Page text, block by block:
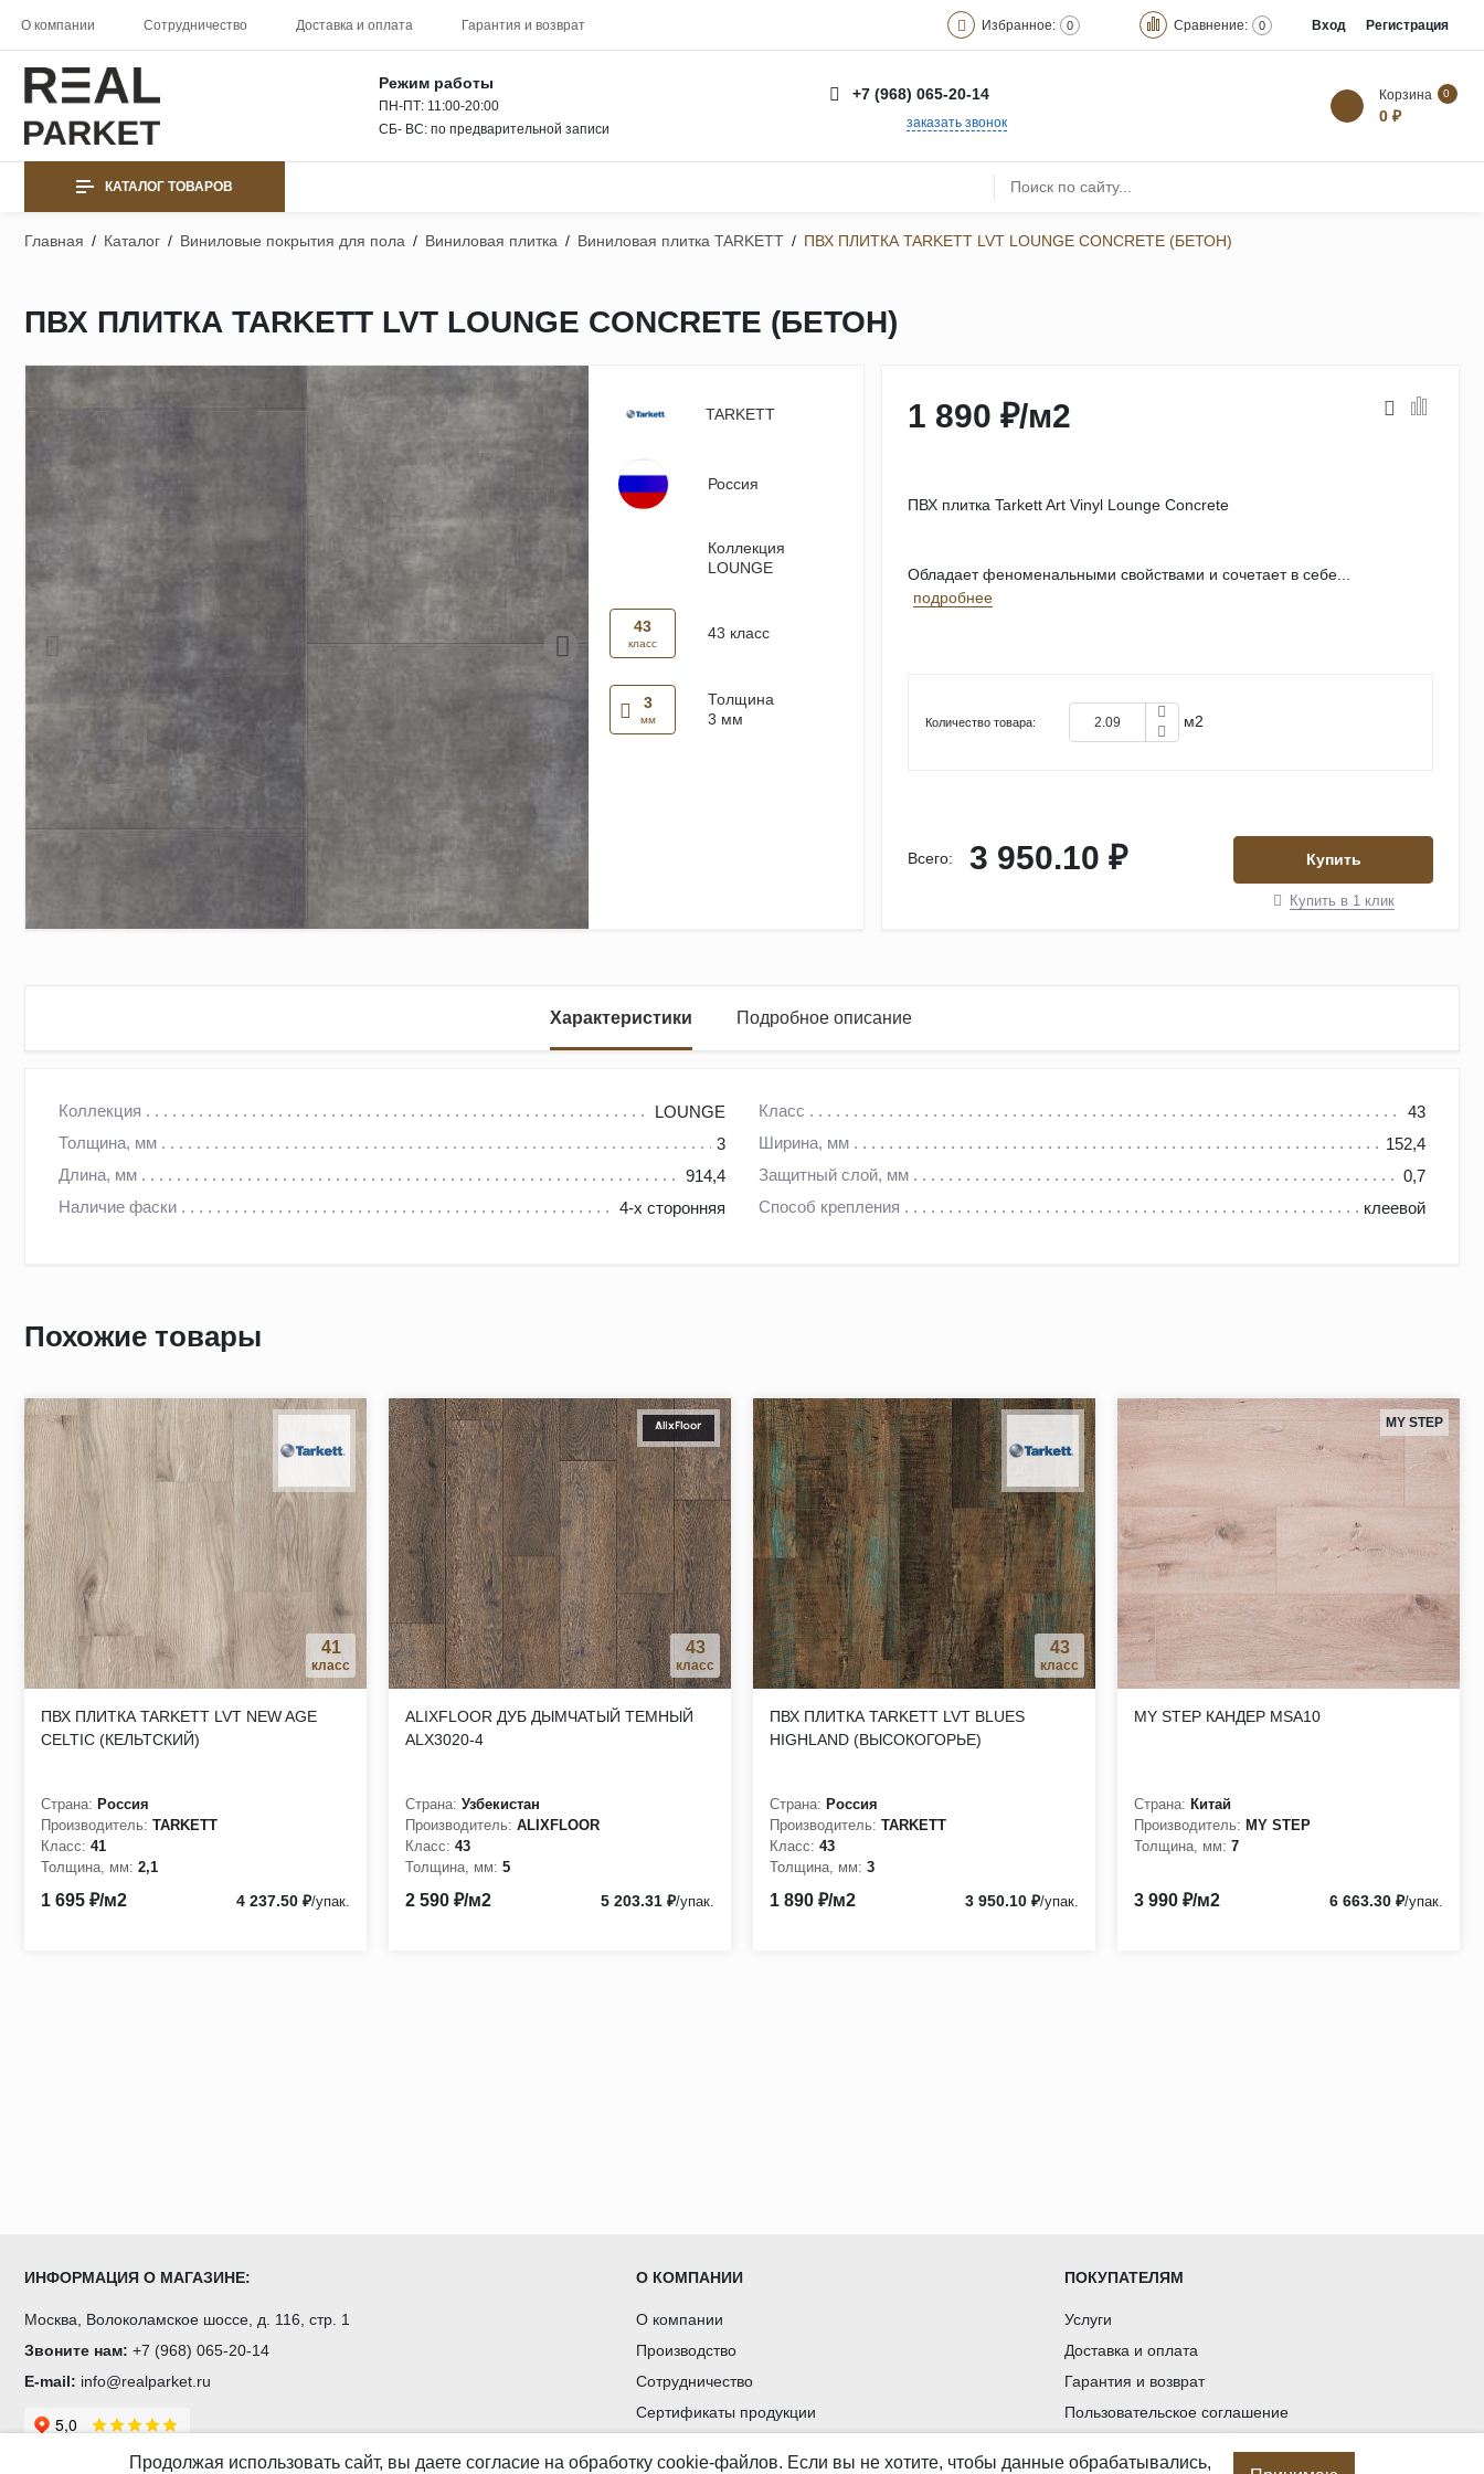
О компании Сотрудничество Доставка и оплата Гарантия и возврат Избранное: 0 Сравнение: 0 Вход Регистрация
Режим работы
ПН-ПТ: 11:00-20:00
СБ- ВС: по предварительной записи
+7 (968) 065-20-14
заказать звонок
Корзина 0
0 ₽
КАТАЛОГ ТОВАРОВ
Главная / Каталог / Виниловые покрытия для пола / Виниловая плитка / Виниловая плитка TARKETT / ПВХ ПЛИТКА TARKETT LVT LOUNGE CONCRETE (БЕТОН)
ПВХ ПЛИТКА TARKETT LVT LOUNGE CONCRETE (БЕТОН)
TARKETT
Россия
Коллекция
LOUNGE
43
класс
43 класс
3
мм
Толщина
3 мм
1 890 ₽/м2
ПВХ плитка Tarkett Art Vinyl Lounge Concrete
Обладает феноменальными свойствами и сочетает в себе...
подробнее
Количество товара: м2
Всего: 3 950.10 ₽ Купить
Купить в 1 клик
Характеристики Подробное описание
Коллекция LOUNGE Класс
43
Толщина, мм
3 Ширина, мм
152,4
Длина, мм
914,4 Защитный слой, мм
0,7
Наличие фаски
4-х сторонняя Способ крепления клеевой
Высокая износостойкость – прочная, устойчива к царапинам и различным загрязнениям. Не боится следов от кресел и каблуков и падения тяжелых предметов;
Устойчива к скольжению, что особенно актуально, если дома дети или пожилые люди;
Антистатические свойства – не «бьет током» при прикосновении к дверным ручкам;
Возможно использовать поверх теплых полов, максимальная температура +27°С;
Экологическая маркировка «Листок жизни» международного уровня. Не содержит формальдегид и не выделяет вредные вещества;
Модульная плитка Tarkett Art Vinyl Lounge подходит для использования не только в жилых, но и в коммерческих помещениях (образовательные учреждения, офисы, бутики,
рестораны, магазины);
Толщина защитного слоя - 0,7 мм, общая толщина планки 3 мм;
Полное соответствие требованиям по пожарной безопасности (КМ2);
Гарантия от производителя не менее 15 лет.
Похожие товары
41
класс
ПВХ ПЛИТКА TARKETT LVT NEW AGE
CELTIC (КЕЛЬТСКИЙ)
Страна: Россия
Производитель: TARKETT
Класс: 41
Толщина, мм: 2,1
1 695 ₽/м2 4 237.50 ₽/упак.
43
класс
ALIXFLOOR ДУБ ДЫМЧАТЫЙ ТЕМНЫЙ
ALX3020-4
Страна: Узбекистан
Производитель: ALIXFLOOR
Класс: 43
Толщина, мм: 5
2 590 ₽/м2 5 203.31 ₽/упак.
43
класс
ПВХ ПЛИТКА TARKETT LVT BLUES
HIGHLAND (ВЫСОКОГОРЬЕ)
Страна: Россия
Производитель: TARKETT
Класс: 43
Толщина, мм: 3
1 890 ₽/м2 3 950.10 ₽/упак.
MY STEP
MY STEP КАНДЕР MSA10
Страна: Китай
Производитель: MY STEP
Толщина, мм: 7
3 990 ₽/м2 6 663.30 ₽/упак.
ИНФОРМАЦИЯ О МАГАЗИНЕ:
Москва, Волоколамское шоссе, д. 116, стр. 1
Звоните нам: +7 (968) 065-20-14
E-mail: info@realparket.ru
О КОМПАНИИ
О компании
Производство
Сотрудничество
Сертификаты продукции
ПОКУПАТЕЛЯМ
Услуги
Доставка и оплата
Гарантия и возврат
Пользовательское соглашение
Продолжая использовать сайт, вы даете согласие на обработку cookie-файлов. Если вы не хотите, чтобы данные обрабатывались,